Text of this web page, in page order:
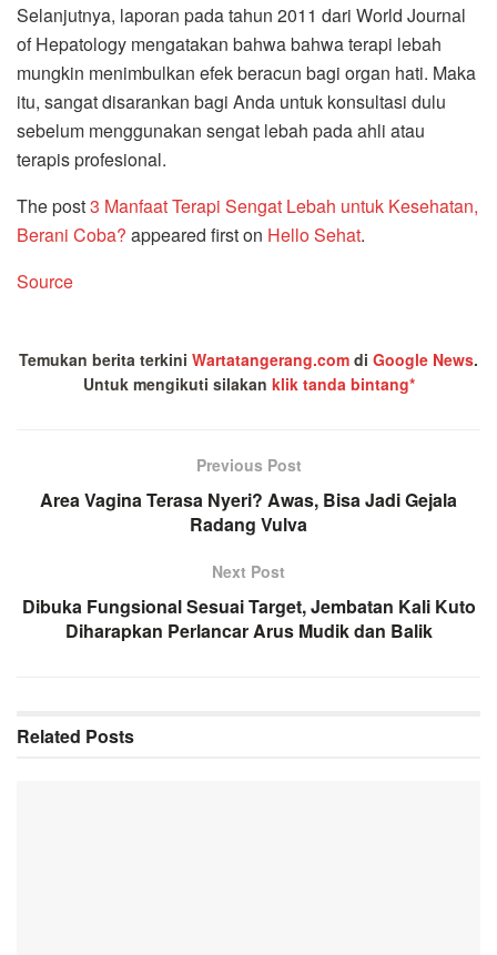
Selanjutnya, laporan pada tahun 2011 dari World Journal
of Hepatology mengatakan bahwa bahwa terapi lebah
mungkin menimbulkan efek beracun bagi organ hati. Maka
itu, sangat disarankan bagi Anda untuk konsultasi dulu
sebelum menggunakan sengat lebah pada ahli atau
terapis profesional.
The post3 Manfaat Terapi Sengat Lebah untuk Kesehatan,
Berani Coba? appeared first on Hello Sehat.
Source
Temukan berita terkini Wartatangerang.com di Google News.
Untuk mengikuti silakan klik tanda bintang*
Previous Post
Area Vagina Terasa Nyeri? Awas, Bisa Jadi Gejala
Radang Vulva
Next Post
Dibuka Fungsional Sesuai Target, Jembatan Kali Kuto
Diharapkan Perlancar Arus Mudik dan Balik
Related Posts